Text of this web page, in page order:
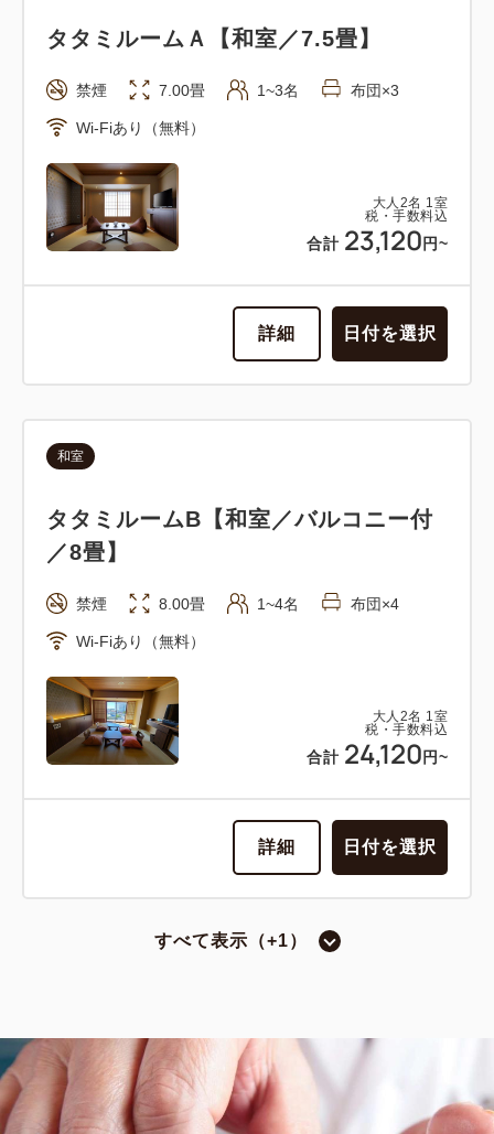
大人 2名 1室
税・手数料込
合計 23,120 円~
タタミルームＡ【和室／7.5畳】
禁煙 7.00畳 1~3名 布団×3
Wi-Fiあり（無料）
詳細 日付を選択
大人 2名 1室
税・手数料込
合計 24,120 円~
和室
タタミルームB【和室／バルコニー付
／8畳】
禁煙 8.00畳 1~4名 布団×4
Wi-Fiあり（無料）
詳細 日付を選択
15畳】
禁煙 15.00畳 2~6名
すべて表示（+1）